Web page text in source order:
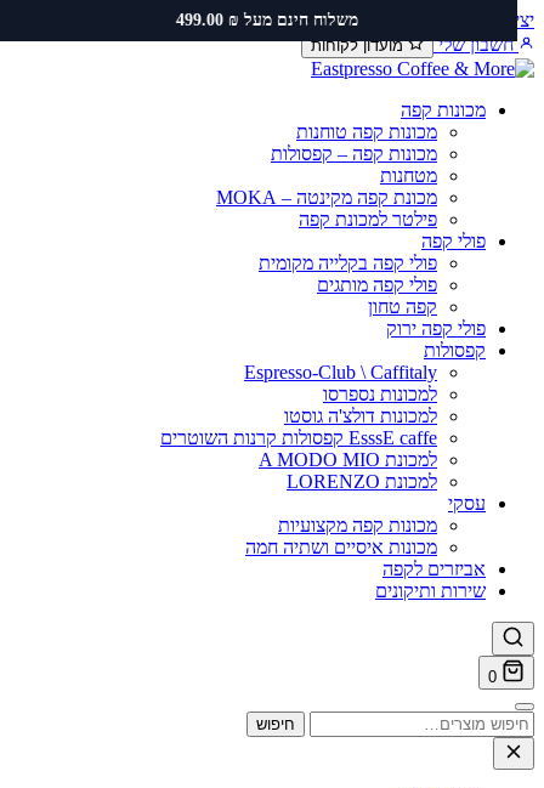
משלוח חינם מעל ₪ 499.00 קשר
תקנון משלוחים
חשבון שלי
מועדון לקוחות
מכונות קפה
מכונות קפה טוחנות
מכונות קפה – קפסולות
מטחנות
מכונת קפה מקינטה – MOKA
פילטר למכונת קפה
פולי קפה
פולי קפה בקלייה מקומית
פולי קפה מותגים
קפה טחון
פולי קפה ירוק
קפסולות
Espresso-Club \ Caffitaly
למכונות נספרסו
למכונות דולצ'ה גוסטו
EsssE caffe קפסולות קרנות השוטרים
למכונת A MODO MIO
למכונת LORENZO
עסקי
מכונות קפה מקצועיות
מכונות איסיים ושתיה חמה
אביזרים לקפה
שירות ותיקונים
0
חיפוש